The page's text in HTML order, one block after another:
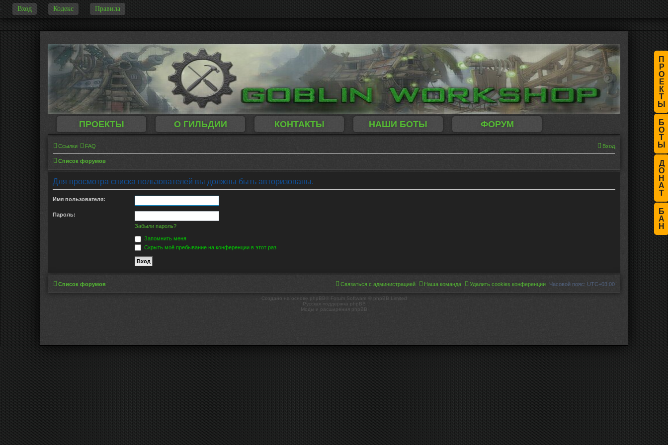
Вход Кодекс Правила
-
П
Р
О
Е
К
Т
Ы
Б
О
Т
Ы
Д
О
Н
А
Т
Б
А
Н
ПРОЕКТЫ О ГИЛЬДИИ КОНТАКТЫ НАШИ БОТЫ ФОРУМ
Ссылки FAQ Вход
Список форумов
Для просмотра списка пользователей вы должны быть авторизованы.
Имя пользователя:
Пароль:
Забыли пароль?
Запомнить меня
Скрыть моё пребывание на конференции в этот раз
Список форумов Часовой пояс: UTC+03:00
Удалить cookies конференции
Наша команда
Связаться с администрацией
Создано на основе phpBB® Forum Software © phpBB Limited
Русская поддержка phpBB
Моды и расширения phpBB